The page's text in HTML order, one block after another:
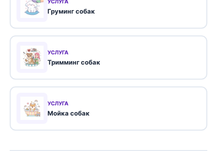
УСЛУГА
Груминг собак
УСЛУГА
Тримминг собак
УСЛУГА
Мойка собак